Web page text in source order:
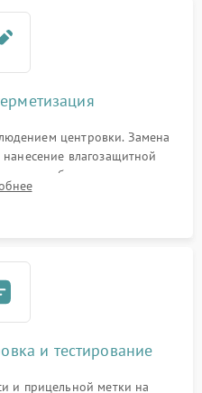
центровки. Замена
влагозащитной
объема прицела
запотевания оптики
и тестирование
и прицельной метки на